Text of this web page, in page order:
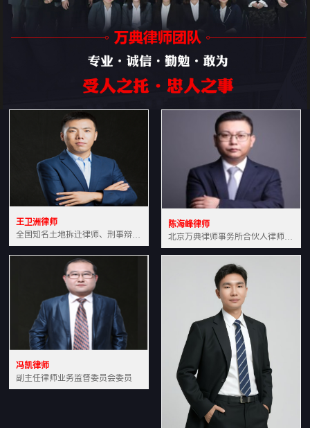
王卫洲律师
全国知名土地拆迁律师、刑事辩护律师北京万典律师事务所主任中国法学会会员北京市行政法研究会理事
陈海峰律师
北京万典律师事务所合伙人律师土地房产专业资深律师
冯凯律师
副主任律师业务监督委员会委员